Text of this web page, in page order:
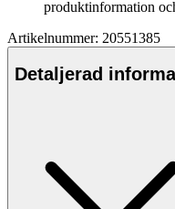
produktinformation
Artikelnummer: 20551385
Detaljerad